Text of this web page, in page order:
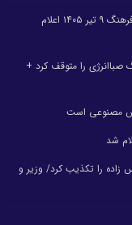
نتایج آزمون استخدامی شرکت های زیرمجموعه پتروفرهنگ ۹ تیر ۱۴۰۵ اعلام
را متوقف کرد +
مصنوعی است
را تکذیب کرد/ وزیر و